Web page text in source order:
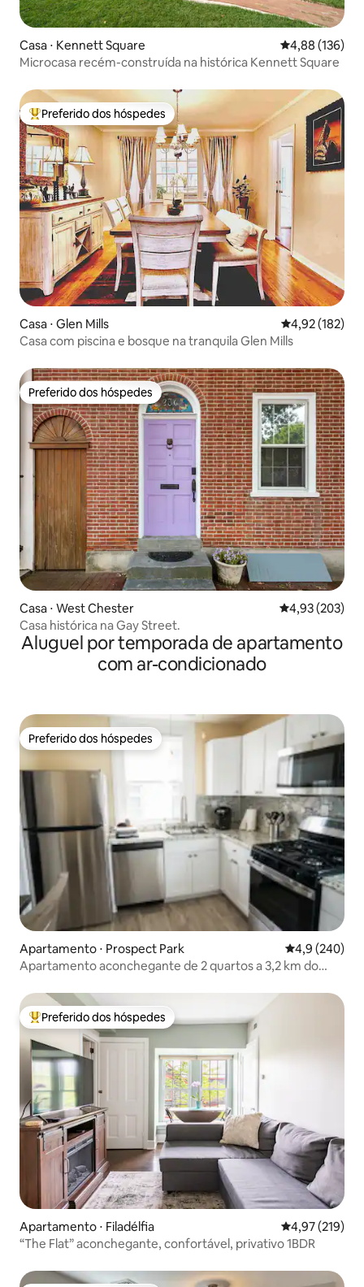
Casa ⋅ Kennett Square 4,88 de uma
4,88 (136)
Microcasa recém-construída na histórica Kennett Square
Entre os melhores preferidos dos hóspedes
Preferido dos hóspedes
Casa ⋅ Glen Mills 4,92 de uma
4,92 (182)
Casa com piscina e bosque na tranquila Glen Mills
Preferido dos hóspedes
Preferido dos hóspedes
Casa ⋅ West Chester 4,93 de uma
4,93 (203)
Casa histórica na Gay Street.
Aluguel por temporada de apartamento
com ar-condicionado
Preferido dos hóspedes
Preferido dos hóspedes
Apartamento ⋅ Prospect Park 4,9 de uma
4,9 (240)
Apartamento aconchegante de 2 quartos a 3,2 km do
Entre os melhores preferidos dos hóspedes
Preferido dos hóspedes
Apartamento ⋅ Filadélfia 4,97 de uma
4,97 (219)
“The Flat” aconchegante, confortável, privativo 1BDR